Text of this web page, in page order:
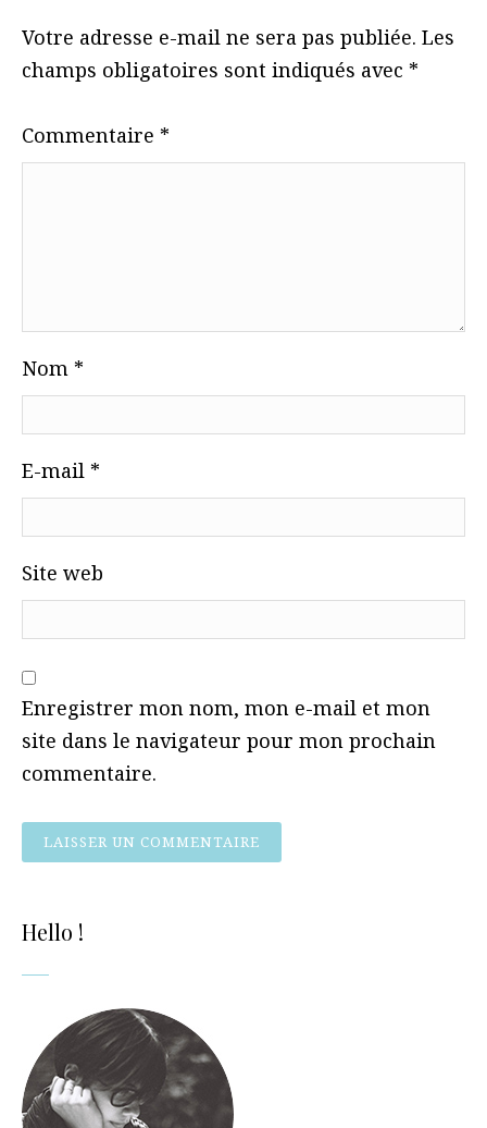
Votre adresse e-mail ne sera pas publiée. Les
champs obligatoires sont indiqués avec *
Commentaire *
Nom *
E-mail *
Site web
Enregistrer mon nom, mon e-mail et mon
site dans le navigateur pour mon prochain
commentaire.
Hello !